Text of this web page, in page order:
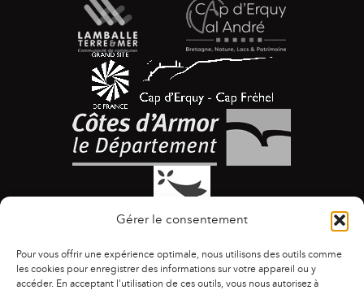
Gérer le consentement
Pour vous offrir une expérience optimale, nous utilisons des outils comme
les cookies pour enregistrer des informations sur votre appareil ou y
accéder. En acceptant l'utilisation de ces outils, vous nous autorisez à